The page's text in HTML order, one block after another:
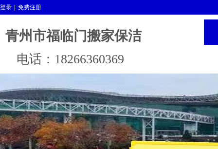
青州市福临门搬家保洁
电话：18266360369
登录 免费注册